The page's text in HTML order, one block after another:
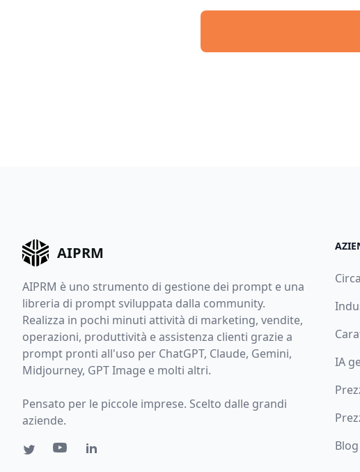
AIPRM
AIPRM è uno strumento di gestione dei prompt e una
libreria di prompt sviluppata dalla community.
Realizza in pochi minuti attività di marketing, vendite,
operazioni, produttività e assistenza clienti grazie a
prompt pronti all'uso per ChatGPT, Claude, Gemini,
Midjourney, GPT Image e molti altri.
Pensato per le piccole imprese. Scelto dalle grandi
aziende.
Circa
IA